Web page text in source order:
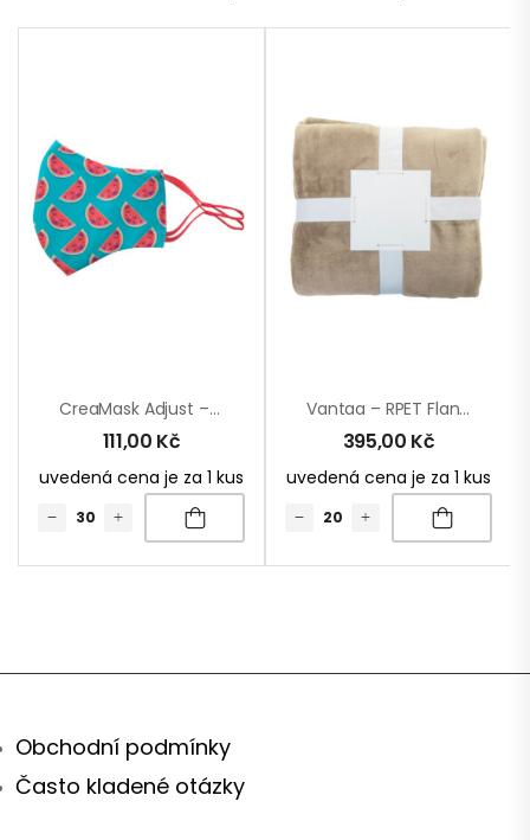
CreaMask Adjust – Obličejová Maska Na Zakázku
111,00 Kč
uvedená cena je za 1 kus
Vantaa – RPET Flanelová Deka
395,00 Kč
uvedená cena je za 1 kus
Obchodní podmínky
Často kladené otázky